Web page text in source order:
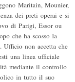
Maritain, Mounier,
dei preti operai e si
di Parigi, Essor ou
che ha scosso la
Ufficio non accetta che
una linea ufficiale
mediante il controllo
in tutto il suo